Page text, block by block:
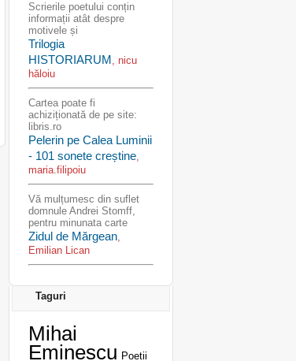
Scrierile poetului conțin
informații atât despre
motivele și
Trilogia
HISTORIARUM, nicu
hăloiu
Cartea poate fi
achiziționată de pe site:
libris.ro
Pelerin pe Calea Luminii
- 101 sonete creștine,
maria.filipoiu
Vă mulțumesc din suflet
domnule Andrei Stomff,
pentru minunata carte
Zidul de Mărgean,
Emilian Lican
Taguri
Mihai
Eminescu Poetii